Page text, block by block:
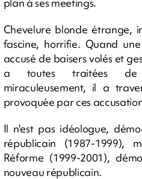
Chevelure blonde étrange,
fascine, horrifie. Quand
accusé de baisers volés et
a toutes traitées de
miraculeusement, il a
provoquée par ces
Il n'est pas idéologue,
républicain (1987-
Réforme (1999-2001),
nouveau républicain.